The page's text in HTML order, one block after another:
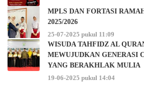
MPLS DAN FORTASI
2025/2026
25-07-2025 pukul 11:09
WISUDA TAHFIDZ AL
MEWUJUDKAN GENERASI
YANG BERAKHLAK MULIA
19-06-2025 pukul 14:04